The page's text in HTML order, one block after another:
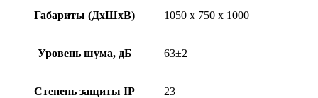
Габариты (ДхШхВ) 1050 х 750 х 1000
Уровень шума, дБ 63±2
Степень защиты IP 23